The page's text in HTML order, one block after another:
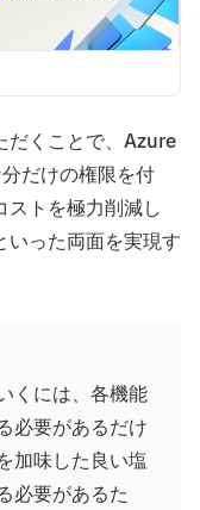
directory/
だくことで、Azure
だけの権限を付
トを極力削減し
いった両面を実現す
くには、各機能
必要があるだけ
加味した良い塩
必要があるた